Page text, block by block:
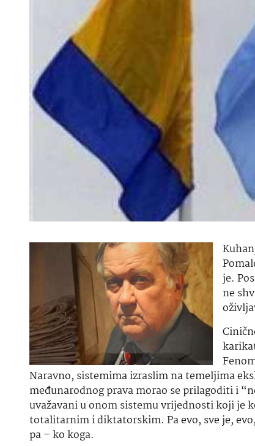
je.
ne
Naravno, sistemima izraslim na temeljima
međunarodnog prava morao se prilagoditi i
uvažavani u onom sistemu vrijednosti koji je
totalitarnim i diktatorskim. Pa evo, sve je,
pa – ko koga.